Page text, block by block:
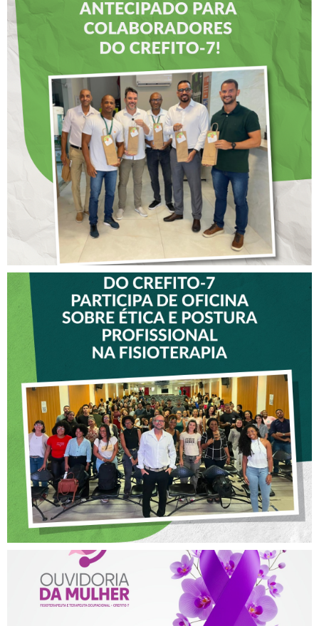
DIA DOS PAIS É
ANTECIPADO PARA
COLABORADORES DO
CREFITO-7
VICE-PRESIDENTE DO
CREFITO-7 PARTICIPA DE
OFICINA SOBRE ÉTICA E
POSTURA PROFISSIONAL
NA FISIOTERAPIA